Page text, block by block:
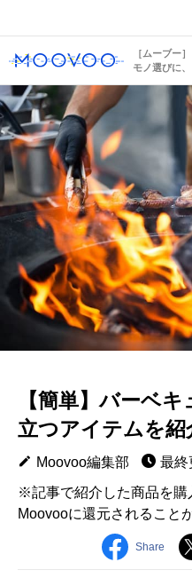
［ムーブー］
モノ選びに、
【簡単】バーベ
立つアイテムを紹
Moovoo編集部
最終
※記事で紹介した商品を購
Moovooに還元されること
Share